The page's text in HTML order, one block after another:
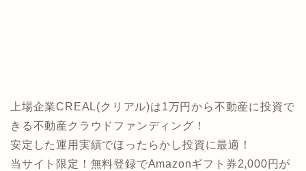
上場企業CREAL(クリアル)は1万円から不動産に投資で
きる不動産クラウドファンディング！
安定した運用実績でほったらかし投資に最適！
当サイト限定！無料登録でAmazonギフト券2,000円が